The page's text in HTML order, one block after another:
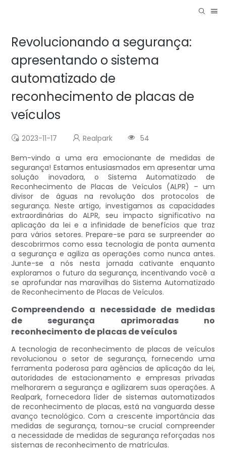
Revolucionando a segurança:
apresentando o sistema
automatizado de
reconhecimento de placas de
veículos
2023-11-17 Realpark
54
Bem-vindo a uma era emocionante de medidas de
segurança! Estamos entusiasmados em apresentar uma
solução inovadora, o Sistema Automatizado de
Reconhecimento de Placas de Veículos (ALPR) – um
divisor de águas na revolução dos protocolos de
segurança. Neste artigo, investigamos as capacidades
extraordinárias do ALPR, seu impacto significativo na
aplicação da lei e a infinidade de benefícios que traz
para vários setores. Prepare-se para se surpreender ao
descobrirmos como essa tecnologia de ponta aumenta
a segurança e agiliza as operações como nunca antes.
Junte-se a nós nesta jornada cativante enquanto
exploramos o futuro da segurança, incentivando você a
se aprofundar nas maravilhas do Sistema Automatizado
de Reconhecimento de Placas de Veículos.
Compreendendo a necessidade de medidas
de segurança aprimoradas no
reconhecimento de placas de veículos
A tecnologia de reconhecimento de placas de veículos
revolucionou o setor de segurança, fornecendo uma
ferramenta poderosa para agências de aplicação da lei,
autoridades de estacionamento e empresas privadas
melhorarem a segurança e agilizarem suas operações. A
Realpark, fornecedora líder de sistemas automatizados
de reconhecimento de placas, está na vanguarda desse
avanço tecnológico. Com a crescente importância das
medidas de segurança, tornou-se crucial compreender
a necessidade de medidas de segurança reforçadas nos
sistemas de reconhecimento de matrículas.